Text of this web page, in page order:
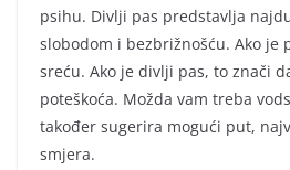
psihu. Divlji pas predstavlja
slobodom i bezbrižnošću. Ako je
sreću. Ako je divlji pas, to znači
poteškoća. Možda vam treba
također sugerira mogući put,
smjera.